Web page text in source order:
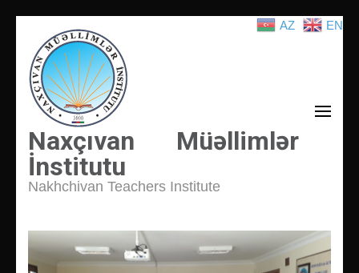
atla
(Enter
tuşuna
basın)
Naxçıvan Müəllimlər
İnstitutu
Nakhchivan Teachers Institute
AZ EN